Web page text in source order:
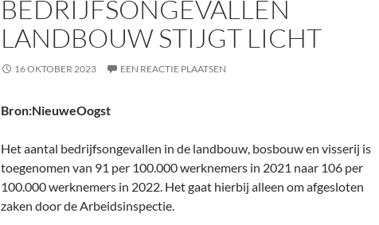
BEDRIJFSONGEVALLEN
LANDBOUW STIJGT LICHT
16 OKTOBER 2023 EEN REACTIE PLAATSEN
Bron:NieuweOogst
Het aantal bedrijfsongevallen in de landbouw, bosbouw en visserij is
toegenomen van 91 per 100.000 werknemers in 2021 naar 106 per
100.000 werknemers in 2022. Het gaat hierbij alleen om afgesloten
zaken door de Arbeidsinspectie.